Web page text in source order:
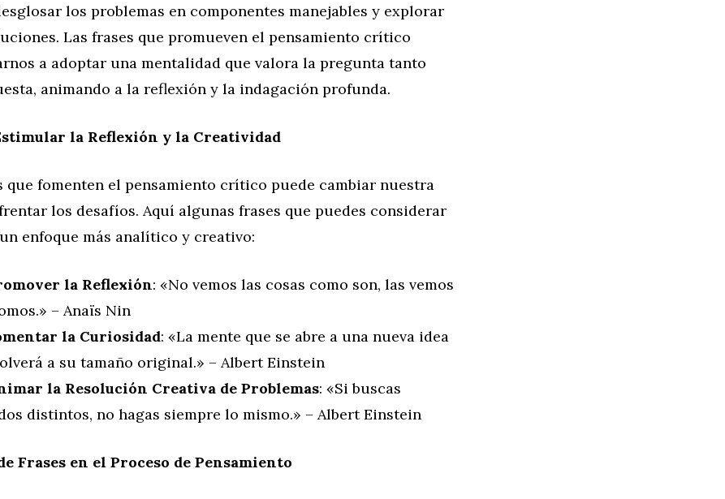
los problemas en componentes manejables y explorar
Las frases que promueven el pensamiento crítico
a adoptar una mentalidad que valora la pregunta tanto
animando a la reflexión y la indagación profunda.
la Reflexión y la Creatividad
que fomenten el pensamiento crítico puede cambiar nuestra
los desafíos. Aquí algunas frases que puedes considerar
enfoque más analítico y creativo:
la Reflexión: «No vemos las cosas como son, las vemos
– Anaïs Nin
la Curiosidad: «La mente que se abre a una nueva idea
a su tamaño original.» – Albert Einstein
la Resolución Creativa de Problemas: «Si buscas
distintos, no hagas siempre lo mismo.» – Albert Einstein
Frases en el Proceso de Pensamiento